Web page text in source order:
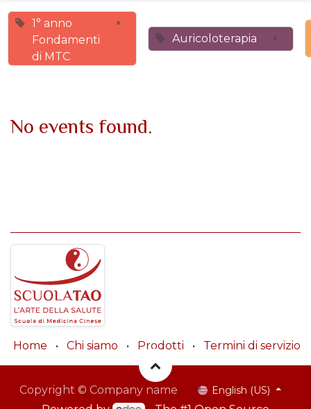
1° anno
Fondamenti
di MTC
×
Auricoloterapia
×
No events found.
Home • Chi siamo • Prodotti • Termini di servizio
Copyright © Company name English (US)